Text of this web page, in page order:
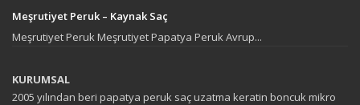
Meşrutiyet Peruk – Kaynak Saç
Meşrutiyet Peruk Meşrutiyet Papatya Peruk Avrup...
KURUMSAL
2005 yılından beri papatya peruk saç uzatma keratin boncuk mikro